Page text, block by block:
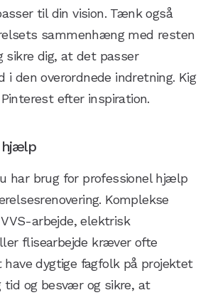
til din vision. Tænk også
sammenhæng med resten
sikre dig, at det passer
i den overordnede indretning. Kig
efter inspiration.
hjælp
har brug for professionel hjælp
Komplekse
arbejde, elektrisk
flisearbejde kræver ofte
have dygtige fagfolk på projektet
tid og besvær og sikre, at